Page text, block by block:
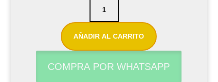
saxofón
AÑADIR AL CARRITO
COMPRA POR WHATSAPP